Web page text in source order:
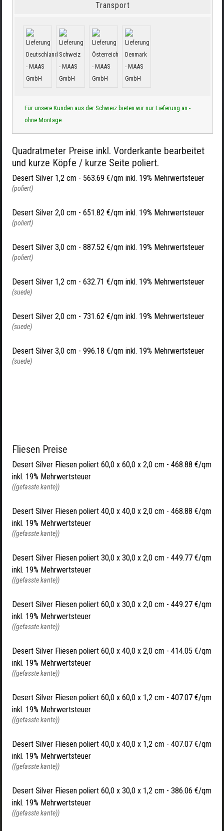
Transport
Für unsere Kunden aus der Schweiz bieten wir nur Lieferung an -
ohne Montage.
Quadratmeter Preise inkl. Vorderkante bearbeitet
und kurze Köpfe / kurze Seite poliert.
Desert Silver 1,2 cm - 563.69 €/qm inkl. 19% Mehrwertsteuer
(poliert)
Desert Silver 2,0 cm - 651.82 €/qm inkl. 19% Mehrwertsteuer
(poliert)
Desert Silver 3,0 cm - 887.52 €/qm inkl. 19% Mehrwertsteuer
(poliert)
Desert Silver 1,2 cm - 632.71 €/qm inkl. 19% Mehrwertsteuer
(suede)
Desert Silver 2,0 cm - 731.62 €/qm inkl. 19% Mehrwertsteuer
(suede)
Desert Silver 3,0 cm - 996.18 €/qm inkl. 19% Mehrwertsteuer
(suede)
Fliesen Preise
Desert Silver Fliesen poliert 60,0 x 60,0 x 2,0 cm - 468.88 €/qm
inkl. 19% Mehrwertsteuer
((gefasste kante))
Desert Silver Fliesen poliert 40,0 x 40,0 x 2,0 cm - 468.88 €/qm
inkl. 19% Mehrwertsteuer
((gefasste kante))
Desert Silver Fliesen poliert 30,0 x 30,0 x 2,0 cm - 449.77 €/qm
inkl. 19% Mehrwertsteuer
((gefasste kante))
Desert Silver Fliesen poliert 60,0 x 30,0 x 2,0 cm - 449.27 €/qm
inkl. 19% Mehrwertsteuer
((gefasste kante))
Desert Silver Fliesen poliert 60,0 x 40,0 x 2,0 cm - 414.05 €/qm
inkl. 19% Mehrwertsteuer
((gefasste kante))
Desert Silver Fliesen poliert 60,0 x 60,0 x 1,2 cm - 407.07 €/qm
inkl. 19% Mehrwertsteuer
((gefasste kante))
Desert Silver Fliesen poliert 40,0 x 40,0 x 1,2 cm - 407.07 €/qm
inkl. 19% Mehrwertsteuer
((gefasste kante))
Desert Silver Fliesen poliert 60,0 x 30,0 x 1,2 cm - 386.06 €/qm
inkl. 19% Mehrwertsteuer
((gefasste kante))